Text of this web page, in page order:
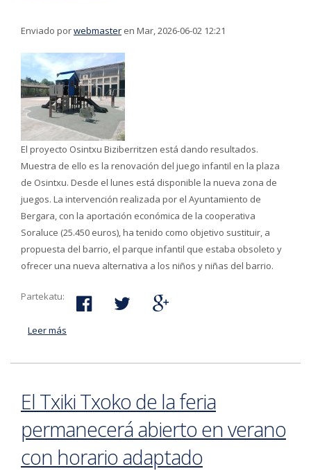
Enviado porwebmaster en Mar, 2026-06-02 12:21
El proyecto Osintxu Biziberritzen está dando resultados.
Muestra de ello es la renovación del juego infantil en la plaza
de Osintxu. Desde el lunes está disponible la nueva zona de
juegos. La intervención realizada por el Ayuntamiento de
Bergara, con la aportación económica de la cooperativa
Soraluce (25.450 euros), ha tenido como objetivo sustituir, a
propuesta del barrio, el parque infantil que estaba obsoleto y
ofrecer una nueva alternativa a los niños y niñas del barrio.
Partekatu:
Leer más
El Txiki Txoko de la feria
permanecerá abierto en verano
con horario adaptado